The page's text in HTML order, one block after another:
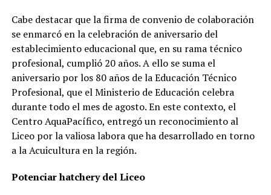
Cabe destacar que la firma de convenio de colaboración
se enmarcó en la celebración de aniversario del
establecimiento educacional que, en su rama técnico
profesional, cumplió 20 años. A ello se suma el
aniversario por los 80 años de la Educación Técnico
Profesional, que el Ministerio de Educación celebra
durante todo el mes de agosto. En este contexto, el
Centro AquaPacífico, entregó un reconocimiento al
Liceo por la valiosa labora que ha desarrollado en torno
a la Acuicultura en la región.
Potenciar hatchery del Liceo